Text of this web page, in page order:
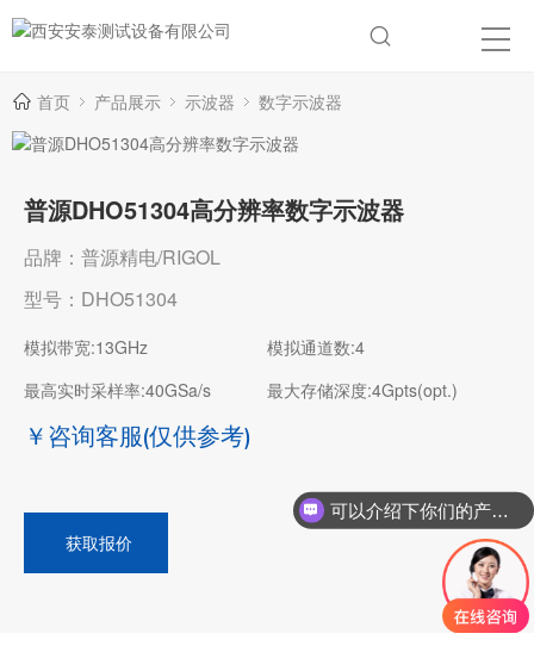
首页 产品展示 示波器 数字示波器
普源DHO51304高分辨率数字示波器
品牌：普源精电/RIGOL
型号：DHO51304
模拟带宽:13GHz
模拟通道数:4
最高实时采样率:40GSa/s
最大存储深度:4Gpts(opt.)
￥咨询客服(仅供参考)
获取报价
可以介绍下你们的产品么？